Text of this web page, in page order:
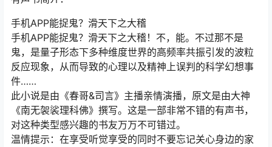
手机APP能捉鬼？滑天下之大稽
手机APP能捉鬼？滑天下之大稽！不，能。不过那不是
鬼，是量子形态下多种维度世界的高频率共振引发的波粒
反应现象，从而导致的心理以及精神上误判的科学幻想事
件……
此小说是由《春哥&司言》主播亲情演播，原文是由大神
《南无袈裟理科佛》撰写。这是一部非常不错的有声书，
对这种类型感兴趣的书友万万不可错过。
温情提示：在享受听觉享受的同时不要忘记关心身边的家